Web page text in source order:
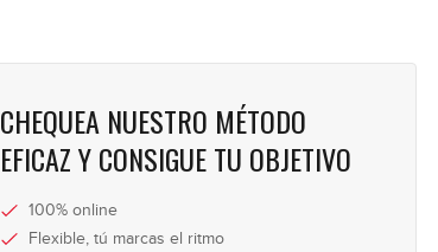
CHEQUEA NUESTRO MÉTODO
EFICAZ Y CONSIGUE TU OBJETIVO
100% online
Flexible, tú marcas el ritmo